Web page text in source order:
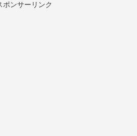
ポンサーリンク